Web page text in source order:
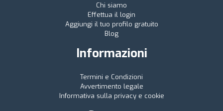
Chi siamo
Effettua il login
Aggiungi il tuo profilo gratuito
Blog
Informazioni
Termini e Condizioni
Avvertimento legale
Informativa sulla privacy e cookie